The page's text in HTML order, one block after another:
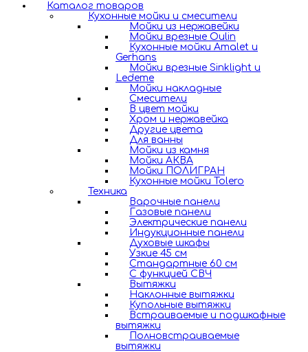
Каталог товаров
Кухонные мойки и смесители
Мойки из нержавейки
Мойки врезные Oulin
Кухонные мойки Amalet и
Gerhans
Мойки врезные Sinklight и
Ledeme
Мойки накладные
Смесители
В цвет мойки
Хром и нержавейка
Другие цвета
Для ванны
Мойки из камня
Мойки АКВА
Мойки ПОЛИГРАН
Кухонные мойки Tolero
Техника
Варочные панели
Газовые панели
Электрические панели
Индукционные панели
Духовые шкафы
Узкие 45 см
Стандартные 60 см
С функцией СВЧ
Вытяжки
Наклонные вытяжки
Купольные вытяжки
Встраиваемые и подшкафные
вытяжки
Полновстраиваемые
вытяжки